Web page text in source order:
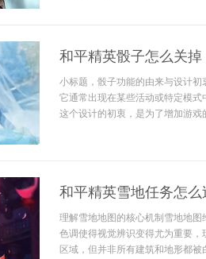
和平精英骰子怎么关
小标题，骰子功能的由来与设计
它通常出现在某些活动或特定模
这个设计的初衷，是为了增加游
和平精英雪地任务怎
理解雪地地图的核心机制雪地地
色调使得视觉辨识变得尤为重要
区域，但并非所有建筑和地形都